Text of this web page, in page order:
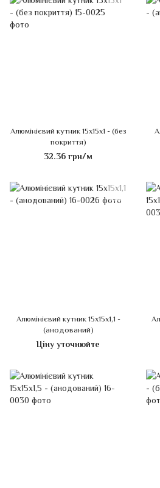
Алюмінієвий кутник 15x15x1 - (без
покриття)
32.36 грн/м
Алюмінієвий кутник 15х15х1,1 -
(анодований)
Ціну уточнюйте